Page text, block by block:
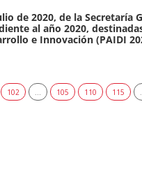
de 2020, de la Secretaría
al año 2020,
e Innovación (PAIDI
102 105 110 115